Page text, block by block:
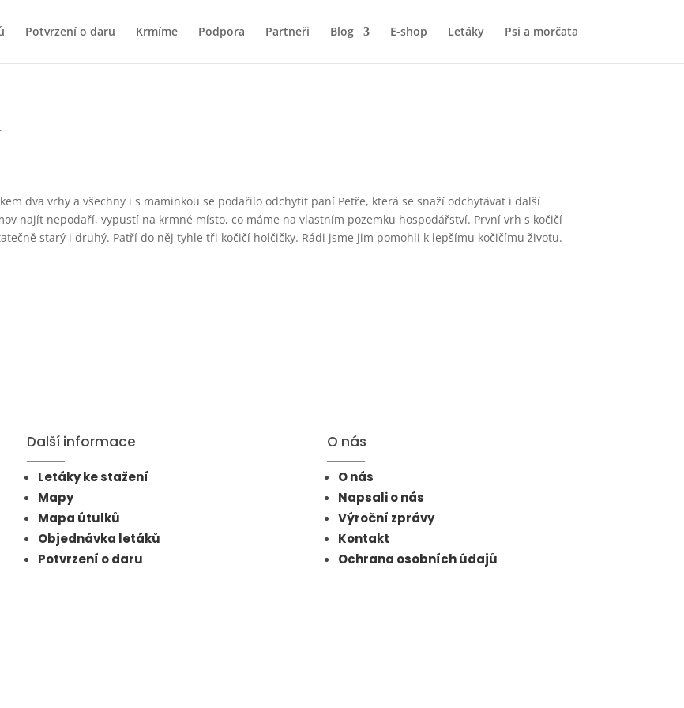
Potvrzení o daru Krmíme Podpora Partneři Blog E-shop Letáky Psi a morčata
dva vrhy a všechny i s maminkou se podařilo odchytit paní Petře, která se snaží odchytávat i další
najít nepodaří, vypustí na krmné místo, co máme na vlastním pozemku hospodářství. První vrh s kočičí
starý i druhý. Patří do něj tyhle tři kočičí holčičky. Rádi jsme jim pomohli k lepšímu kočičímu životu.
Další informace
Letáky ke stažení
Mapy
Mapa útulků
Objednávka letáků
Potvrzení o daru
O nás
O nás
Napsali o nás
Výroční zprávy
Kontakt
Ochrana osobních údajů